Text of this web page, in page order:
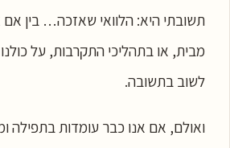
תשובתי היא: הלוואי שאזכה… בין אם
מבית, או בתהליכי התקרבות, על כולנו
לשוב בתשובה.
ואולם, אם אנו כבר עומדות בתפילה